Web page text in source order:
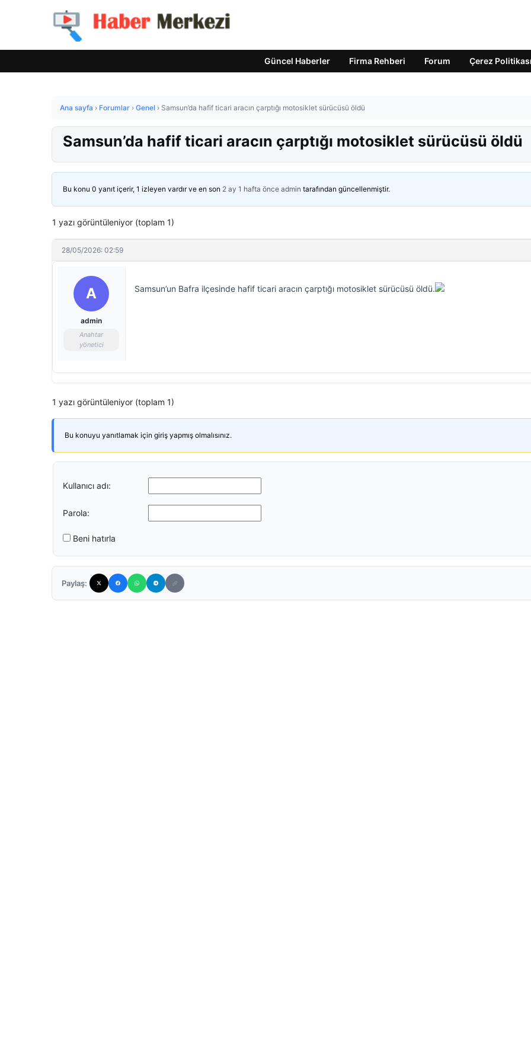
Güncel Haberler Firma Rehberi Forum Çerez Politikası
Ana sayfa › Forumlar › Genel › Samsun’da hafif ticari aracın çarptığı motosiklet sürücüsü öldü
Samsun’da hafif ticari aracın çarptığı motosiklet sürücüsü öldü
Bu konu 0 yanıt içerir, 1 izleyen vardır ve en son 2 ay 1 hafta önce admin tarafından güncellenmiştir.
1 yazı görüntüleniyor (toplam 1)
28/05/2026: 02:59
A
admin
Anahtar
yönetici
Samsun’un Bafra ilçesinde hafif ticari aracın çarptığı motosiklet sürücüsü öldü.
1 yazı görüntüleniyor (toplam 1)
Bu konuyu yanıtlamak için giriş yapmış olmalısınız.
Kullanıcı adı:
Parola:
Beni hatırla
Paylaş: